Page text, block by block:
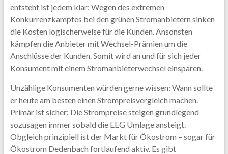
entsteht ist jedem klar: Wegen des extremen
Konkurrenzkampfes bei den grünen Stromanbietern sinken
die Kosten logischerweise für die Kunden. Ansonsten
kämpfen die Anbieter mit Wechsel-Prämien um die
Anschlüsse der Kunden. Somit wird an und für sich jeder
Konsument mit einem Stromanbieterwechsel einsparen.
Unzählige Konsumenten würden gerne wissen: Wann sollte
er heute am besten einen Strompreisvergleich machen.
Primär ist sicher: Die Strompreise steigen grundlegend
sozusagen immer sobald die EEG Umlage ansteigt.
Obgleich prinzipiell ist der Markt für Ökostrom – sogar für
Ökostrom Dedenbach fortlaufend aktiv. Es gibt